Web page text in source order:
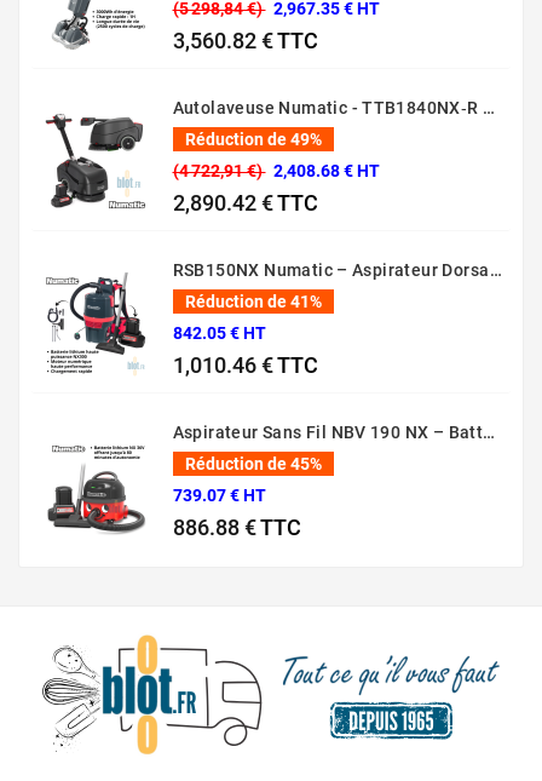
(5 298,84 €) 2,967.35 € HT
3,560.82 €TTC
Autolaveuse Numatic - TTB1840NX‑R – (Batterie 36 V, 18 L)
Réduction de 49%
(4 722,91 €) 2,408.68 € HT
2,890.42 €TTC
RSB150NX Numatic – Aspirateur Dorsal Pro [80 Min – 5L – 36V]
Réduction de 41%
842.05 € HT
1,010.46 €TTC
Aspirateur Sans Fil NBV 190 NX – Batterie 36V Professionnel
Réduction de 45%
739.07 € HT
886.88 €TTC